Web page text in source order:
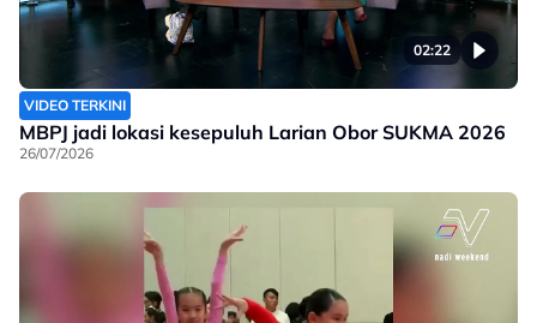
02:22
VIDEO TERKINI
MBPJ jadi lokasi kesepuluh Larian Obor SUKMA 2026
26/07/2026